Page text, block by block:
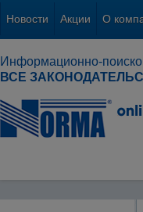
Новости Акции О
Информационно-
ВСЕ